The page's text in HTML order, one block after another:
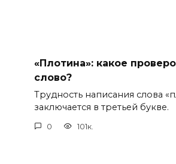
«Плотина»: какое
слово?
Трудность написания слова
заключается в третьей букве.
0 101к.